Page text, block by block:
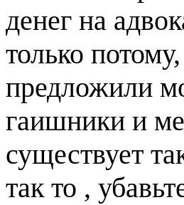
денег на
только
предложили
гаишники и
существует
так то ,